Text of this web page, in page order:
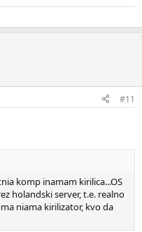
#11
komp inamam kirilica...OS
holandski server, t.e. realno
niama kirilizator, kvo da